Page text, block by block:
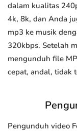
dalam kualitas
4k, 8k, dan Anda
mp3 ke musik
320kbps. Setelah
mengunduh file
cepat, andal, tidak
Pengunduh video